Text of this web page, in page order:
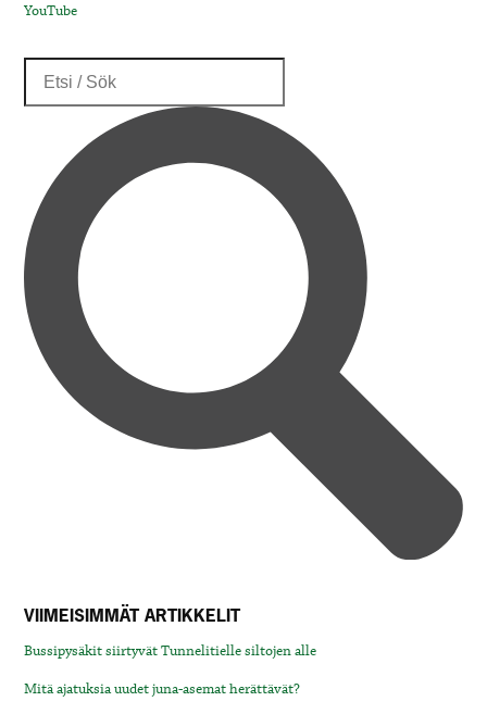
YouTube
VIIMEISIMMÄT ARTIKKELIT
Bussipysäkit siirtyvät Tunnelitielle siltojen alle
Mitä ajatuksia uudet juna-asemat herättävät?